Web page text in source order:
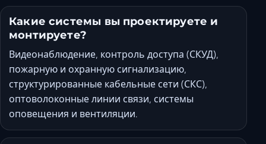
Какие системы вы проектируете и
монтируете?
Видеонаблюдение, контроль доступа (СКУД),
пожарную и охранную сигнализацию,
структурированные кабельные сети (СКС),
оптоволоконные линии связи, системы
оповещения и вентиляции.